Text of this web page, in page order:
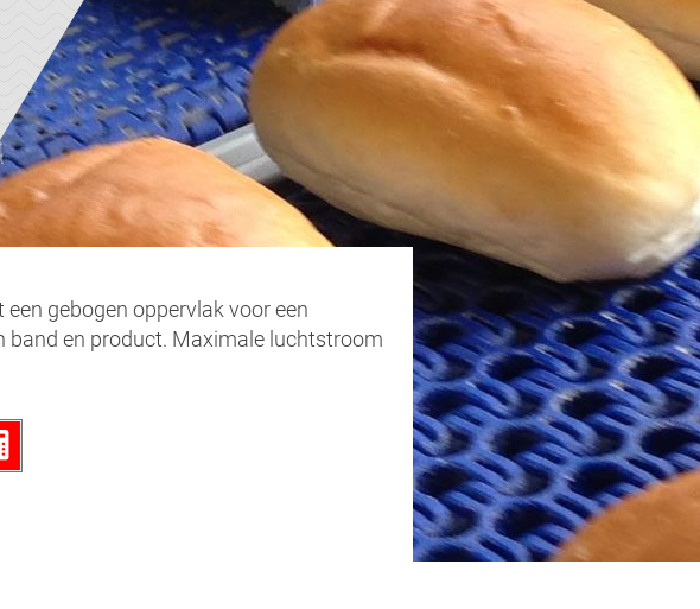
gebogen oppervlak voor een
en product. Maximale luchtstroom